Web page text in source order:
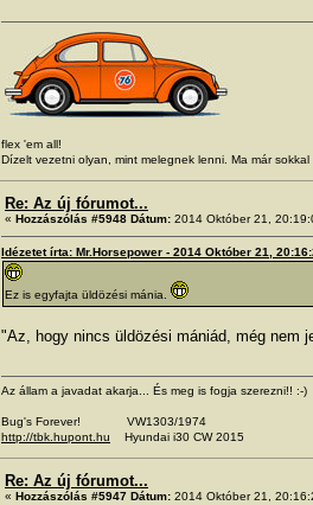
flex 'em all!
Dízelt vezetni olyan, mint melegnek lenni. Ma már
Re: Az új fórumot...
« Hozzászólás #5948 Dátum: 2014 Október 21,
Idézetet írta: Mr.Horsepower - 2014 Október 21,
Ez is egyfajta üldözési mánia.
"Az, hogy nincs üldözési mániád, még nem
Az állam a javadat akarja... És meg is fogja szerezni!! :-)
Bug's Forever! VW1303/1974
http://tbk.hupont.hu Hyundai i30 CW 2015
Re: Az új fórumot...
« Hozzászólás #5947 Dátum: 2014 Október 21,